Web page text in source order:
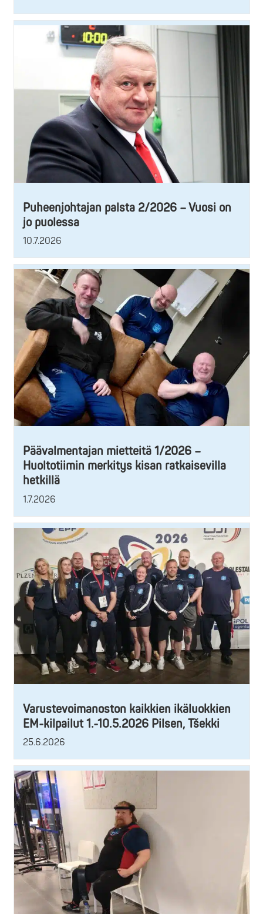
Puheenjohtajan palsta 2/2026 – Vuosi on
jo puolessa
10.7.2026
Päävalmentajan mietteitä 1/2026 –
Huoltotiimin merkitys kisan ratkaisevilla
hetkillä
1.7.2026
Varustevoimanoston kaikkien ikäluokkien
EM-kilpailut 1.-10.5.2026 Pilsen, Tšekki
25.6.2026